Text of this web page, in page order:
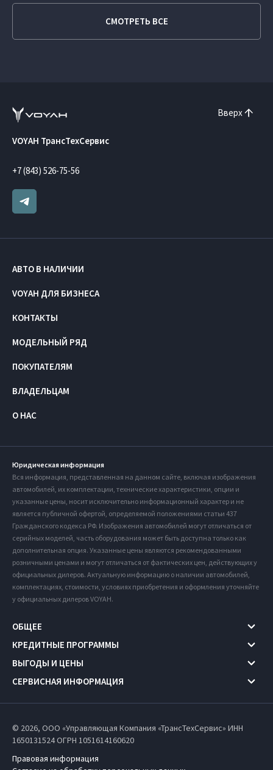
СМОТРЕТЬ ВСЕ
Вверх
VOYAH ТрансТехСервис
+7 (843) 526-75-56
АВТО В НАЛИЧИИ
VOYAH ДЛЯ БИЗНЕСА
КОНТАКТЫ
МОДЕЛЬНЫЙ РЯД
ПОКУПАТЕЛЯМ
ВЛАДЕЛЬЦАМ
О НАС
Юридическая информация
Вся информация, представленная на данном сайте, включая изображения
автомобилей, их комплектации, технические характеристики, опции и
указанные цены, носит исключительно информационный характер и не
является публичной офертой, определяемой положениями статьи 437
Гражданского кодекса РФ. Изображения автомобилей могут отличаться от
серийных моделей, часть оборудования может быть доступна только как
дополнительная опция. Указанные цены являются рекомендованными
розничными ценами и могут отличаться от фактических цен, действующих у
официальных дилеров. Актуальную информацию о наличии автомобилей,
комплектациях, стоимости, условиях приобретения и оформления уточняйте
у официальных дилеров VOYAH.
ОБЩЕЕ
КРЕДИТНЫЕ ПРОГРАММЫ
ВЫГОДЫ И ЦЕНЫ
СЕРВИСНАЯ ИНФОРМАЦИЯ
© 2026, ООО «Управляющая Компания «ТрансТехСервис» ИНН
1650131524ОГРН 1051614160620
Правовая информация